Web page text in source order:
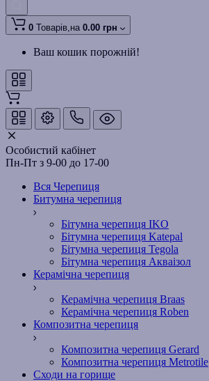
0 Товарів,на 0.00 грн
Ваш кошик порожній!
Особистий кабінет
Пн-Пт з 9-00 до 17-00
Вся Черепиця
Битумна черепиця
Бітумна черепиця IKO
Бітумна черепиця Katepal
Бітумна черепиця Tegola
Бітумна черепиця Акваізол
Керамічна черепиця
Керамічна черепиця Braas
Керамічна черепиця Roben
Композитна черепиця
Композитна черепиця Gerard
Композитна черепиця Metrotile
Сходи на горище